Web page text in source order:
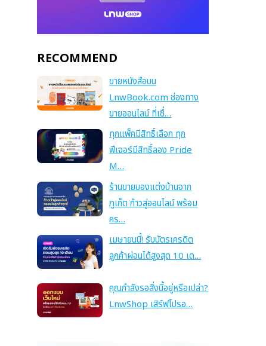
RECOMMEND
ขายหนังสือบน
LnwBook.com ช่องทาง
ขายออนไลน์ ที่เชื่…
ทุกแพ็คมีสิทธิ์เลือก ทุก
ฟีเจอร์มีสิทธิ์ลอง Pride
M…
ร้านขายของแต่งบ้านจาก
ภูเก็ต ก้าวสู่ออนไลน์ พร้อม
คร…
เมษายนนี้! รับบัตรเครดิต
ลูกค้าผ่อนได้สูงสุด 10 เด…
คุณกำลังรอสิ่งนี้อยู่หรือเปล่า?
LnwShop เสิร์ฟโปรอ…